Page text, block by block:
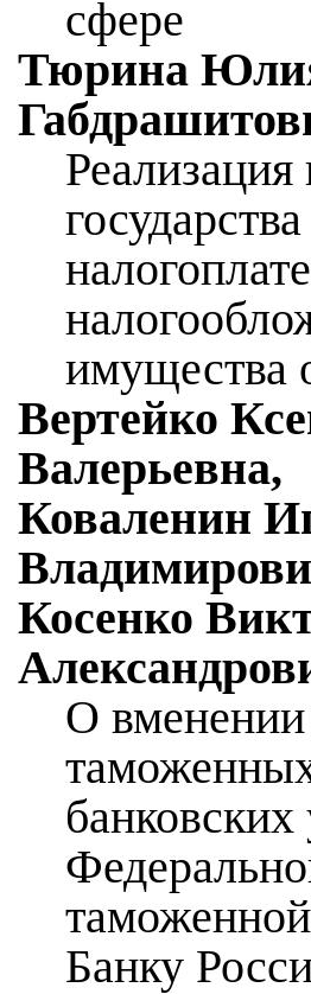
сфере
Тюрина
Реализация
имущества
Вертейко
Валерьевна,
Коваленин
Косенко
О вменении
банковских
Банку